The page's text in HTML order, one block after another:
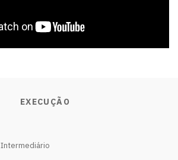
EXECUÇÃO
Intermediário